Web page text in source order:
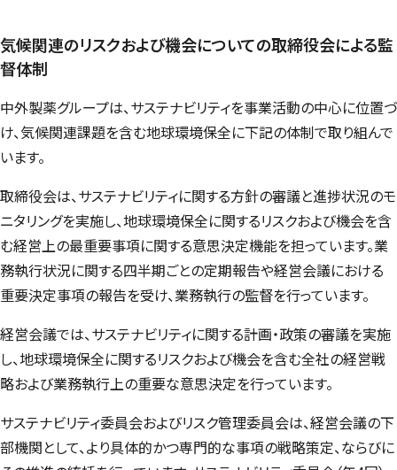
気候関連のリスクおよび機会についての取締役会による監
督体制
中外製薬グループは、サステナビリティを事業活動の中心に位置づ
け、気候関連課題を含む地球環境保全に下記の体制で取り組んで
います。
取締役会は、サステナビリティに関する方針の審議と進捗状況のモ
ニタリングを実施し、地球環境保全に関するリスクおよび機会を含
む経営上の最重要事項に関する意思決定機能を担っています。業
務執行状況に関する四半期ごとの定期報告や経営会議における
重要決定事項の報告を受け、業務執行の監督を行っています。
経営会議では、サステナビリティに関する計画・政策の審議を実施
し、地球環境保全に関するリスクおよび機会を含む全社の経営戦
略および業務執行上の重要な意思決定を行っています。
サステナビリティ委員会およびリスク管理委員会は、経営会議の下
部機関として、より具体的かつ専門的な事項の戦略策定、ならびに